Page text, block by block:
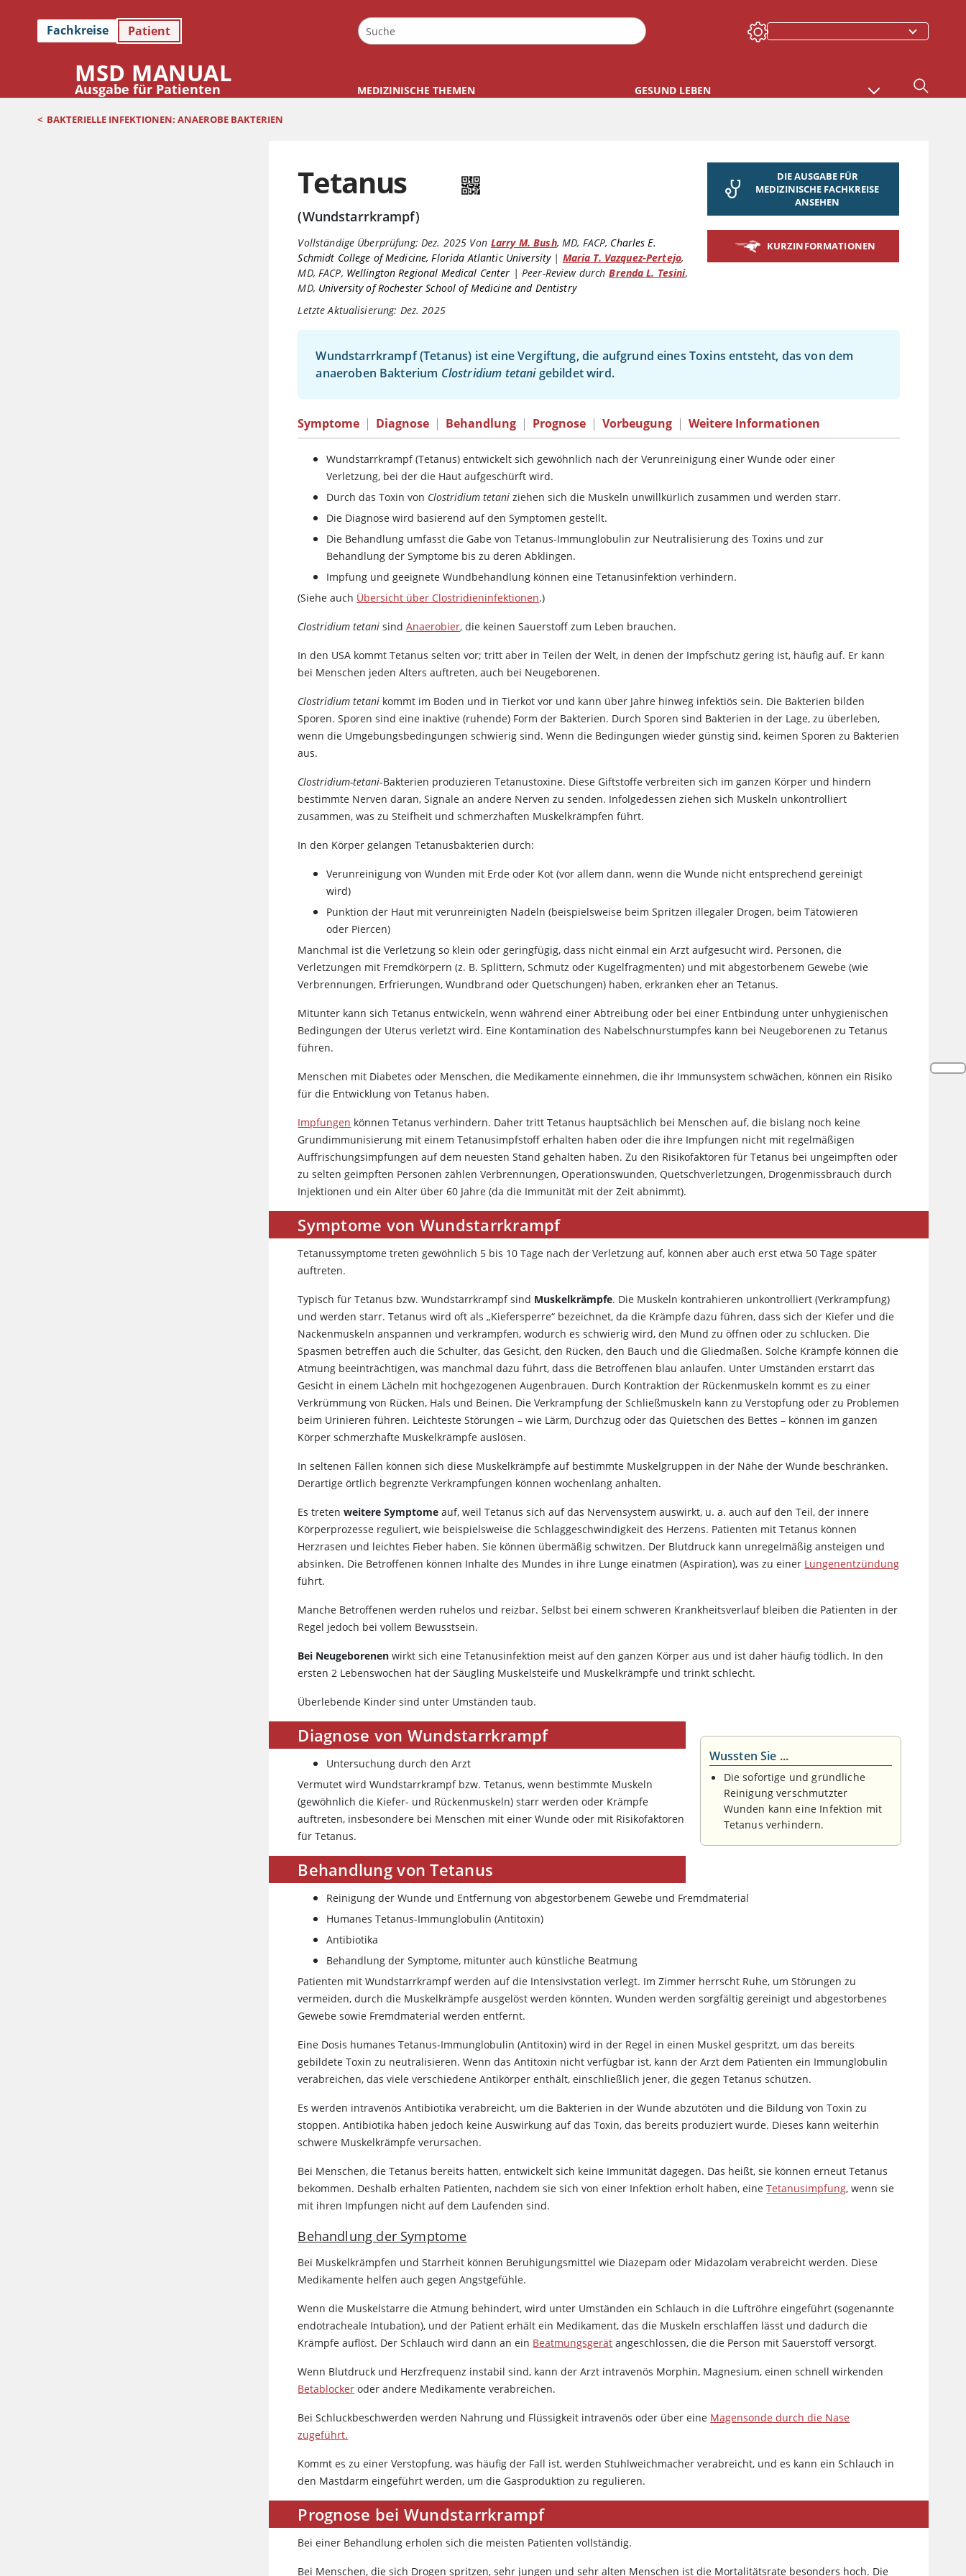
Fachkreise Patient
MSD MANUAL
Ausgabe für Patienten MEDIZINISCHE THEMEN GESUND LEBEN
< BAKTERIELLE INFEKTIONEN: ANAEROBE BAKTERIEN
Tetanus
(Wundstarrkrampf)
Vollständige Überprüfung: Dez. 2025 Von Larry M. Bush, MD, FACP, Charles E.
Schmidt College of Medicine, Florida Atlantic University| Maria T. Vazquez-Pertejo,
MD, FACP, Wellington Regional Medical Center | Peer-Review durch Brenda L. Tesini,
MD, University of Rochester School of Medicine and Dentistry
Letzte Aktualisierung: Dez. 2025
DIE AUSGABE FÜR
MEDIZINISCHE FACHKREISE
ANSEHEN
KURZINFORMATIONEN
Wundstarrkrampf (Tetanus) ist eine Vergiftung, die aufgrund eines Toxins entsteht, das von dem
anaeroben Bakterium Clostridium tetanigebildet wird.
Symptome | Diagnose | Behandlung | Prognose | Vorbeugung | Weitere Informationen
Wundstarrkrampf (Tetanus) entwickelt sich gewöhnlich nach der Verunreinigung einer Wunde oder einer
Verletzung, bei der die Haut aufgeschürft wird.
Durch das Toxin von Clostridium tetani ziehen sich die Muskeln unwillkürlich zusammen und werden starr.
Die Diagnose wird basierend auf den Symptomen gestellt.
Die Behandlung umfasst die Gabe von Tetanus-Immunglobulin zur Neutralisierung des Toxins und zur
Behandlung der Symptome bis zu deren Abklingen.
Impfung und geeignete Wundbehandlung können eine Tetanusinfektion verhindern.
(Siehe auch Übersicht über Clostridieninfektionen.)
Clostridium tetani sindAnaerobier, die keinen Sauerstoff zum Leben brauchen.
In den USA kommt Tetanus selten vor; tritt aber in Teilen der Welt, in denen der Impfschutz gering ist, häufig auf. Er kann
bei Menschen jeden Alters auftreten, auch bei Neugeborenen.
Clostridium tetani kommt im Boden und in Tierkot vor und kann über Jahre hinweg infektiös sein. Die Bakterien bilden
Sporen. Sporen sind eine inaktive (ruhende) Form der Bakterien. Durch Sporen sind Bakterien in der Lage, zu überleben,
wenn die Umgebungsbedingungen schwierig sind. Wenn die Bedingungen wieder günstig sind, keimen Sporen zu Bakterien
aus.
Clostridium-tetani-Bakterien produzieren Tetanustoxine. Diese Giftstoffe verbreiten sich im ganzen Körper und hindern
bestimmte Nerven daran, Signale an andere Nerven zu senden. Infolgedessen ziehen sich Muskeln unkontrolliert
zusammen, was zu Steifheit und schmerzhaften Muskelkrämpfen führt.
In den Körper gelangen Tetanusbakterien durch:
Verunreinigung von Wunden mit Erde oder Kot (vor allem dann, wenn die Wunde nicht entsprechend gereinigt
wird)
Punktion der Haut mit verunreinigten Nadeln (beispielsweise beim Spritzen illegaler Drogen, beim Tätowieren
oder Piercen)
Manchmal ist die Verletzung so klein oder geringfügig, dass nicht einmal ein Arzt aufgesucht wird. Personen, die
Verletzungen mit Fremdkörpern (z. B. Splittern, Schmutz oder Kugelfragmenten) und mit abgestorbenem Gewebe (wie
Verbrennungen, Erfrierungen, Wundbrand oder Quetschungen) haben, erkranken eher an Tetanus.
Mitunter kann sich Tetanus entwickeln, wenn während einer Abtreibung oder bei einer Entbindung unter unhygienischen
Bedingungen der Uterus verletzt wird. Eine Kontamination des Nabelschnurstumpfes kann bei Neugeborenen zu Tetanus
führen.
Menschen mit Diabetes oder Menschen, die Medikamente einnehmen, die ihr Immunsystem schwächen, können ein Risiko
für die Entwicklung von Tetanus haben.
Impfungen können Tetanus verhindern. Daher tritt Tetanus hauptsächlich bei Menschen auf, die bislang noch keine
Grundimmunisierung mit einem Tetanusimpfstoff erhalten haben oder die ihre Impfungen nicht mit regelmäßigen
Auffrischungsimpfungen auf dem neuesten Stand gehalten haben. Zu den Risikofaktoren für Tetanus bei ungeimpften oder
zu selten geimpften Personen zählen Verbrennungen, Operationswunden, Quetschverletzungen, Drogenmissbrauch durch
Injektionen und ein Alter über 60 Jahre (da die Immunität mit der Zeit abnimmt).
Symptome von Wundstarrkrampf
Tetanussymptome treten gewöhnlich 5 bis 10 Tage nach der Verletzung auf, können aber auch erst etwa 50 Tage später
auftreten.
Typisch für Tetanus bzw. Wundstarrkrampf sind Muskelkrämpfe. Die Muskeln kontrahieren unkontrolliert (Verkrampfung)
und werden starr. Tetanus wird oft als „Kiefersperre“ bezeichnet, da die Krämpfe dazu führen, dass sich der Kiefer und die
Nackenmuskeln anspannen und verkrampfen, wodurch es schwierig wird, den Mund zu öffnen oder zu schlucken. Die
Spasmen betreffen auch die Schulter, das Gesicht, den Rücken, den Bauch und die Gliedmaßen. Solche Krämpfe können die
Atmung beeinträchtigen, was manchmal dazu führt, dass die Betroffenen blau anlaufen. Unter Umständen erstarrt das
Gesicht in einem Lächeln mit hochgezogenen Augenbrauen. Durch Kontraktion der Rückenmuskeln kommt es zu einer
Verkrümmung von Rücken, Hals und Beinen. Die Verkrampfung der Schließmuskeln kann zu Verstopfung oder zu Problemen
beim Urinieren führen. Leichteste Störungen – wie Lärm, Durchzug oder das Quietschen des Bettes – können im ganzen
Körper schmerzhafte Muskelkrämpfe auslösen.
In seltenen Fällen können sich diese Muskelkrämpfe auf bestimmte Muskelgruppen in der Nähe der Wunde beschränken.
Derartige örtlich begrenzte Verkrampfungen können wochenlang anhalten.
Es tretenweitere Symptome auf, weil Tetanus sich auf das Nervensystem auswirkt, u. a. auch auf den Teil, der innere
Körperprozesse reguliert, wie beispielsweise die Schlaggeschwindigkeit des Herzens. Patienten mit Tetanus können
Herzrasen und leichtes Fieber haben. Sie können übermäßig schwitzen. Der Blutdruck kann unregelmäßig ansteigen und
absinken. Die Betroffenen können Inhalte des Mundes in ihre Lunge einatmen (Aspiration), was zu einer Lungenentzündung
führt.
Manche Betroffenen werden ruhelos und reizbar. Selbst bei einem schweren Krankheitsverlauf bleiben die Patienten in der
Regel jedoch bei vollem Bewusstsein.
Bei Neugeborenen wirkt sich eine Tetanusinfektion meist auf den ganzen Körper aus und ist daher häufig tödlich. In den
ersten 2 Lebenswochen hat der Säugling Muskelsteife und Muskelkrämpfe und trinkt schlecht.
Überlebende Kinder sind unter Umständen taub.
Wussten Sie ...
Die sofortige und gründliche
Reinigung verschmutzter
Wunden kann eine Infektion mit
Tetanus verhindern.
Diagnose von Wundstarrkrampf
Untersuchung durch den Arzt
Vermutet wird Wundstarrkrampf bzw. Tetanus, wenn bestimmte Muskeln
(gewöhnlich die Kiefer- und Rückenmuskeln) starr werden oder Krämpfe
auftreten, insbesondere bei Menschen mit einer Wunde oder mit Risikofaktoren
für Tetanus.
Behandlung von Tetanus
Reinigung der Wunde und Entfernung von abgestorbenem Gewebe und Fremdmaterial
Humanes Tetanus-Immunglobulin (Antitoxin)
Antibiotika
Behandlung der Symptome, mitunter auch künstliche Beatmung
Patienten mit Wundstarrkrampf werden auf die Intensivstation verlegt. Im Zimmer herrscht Ruhe, um Störungen zu
vermeiden, durch die Muskelkrämpfe ausgelöst werden könnten. Wunden werden sorgfältig gereinigt und abgestorbenes
Gewebe sowie Fremdmaterial werden entfernt.
Eine Dosis humanes Tetanus-Immunglobulin (Antitoxin) wird in der Regel in einen Muskel gespritzt, um das bereits
gebildete Toxin zu neutralisieren. Wenn das Antitoxin nicht verfügbar ist, kann der Arzt dem Patienten ein Immunglobulin
verabreichen, das viele verschiedene Antikörper enthält, einschließlich jener, die gegen Tetanus schützen.
Es werden intravenös Antibiotika verabreicht, um die Bakterien in der Wunde abzutöten und die Bildung von Toxin zu
stoppen. Antibiotika haben jedoch keine Auswirkung auf das Toxin, das bereits produziert wurde. Dieses kann weiterhin
schwere Muskelkrämpfe verursachen.
Bei Menschen, die Tetanus bereits hatten, entwickelt sich keine Immunität dagegen. Das heißt, sie können erneut Tetanus
bekommen. Deshalb erhalten Patienten, nachdem sie sich von einer Infektion erholt haben, eineTetanusimpfung, wenn sie
mit ihren Impfungen nicht auf dem Laufenden sind.
Behandlung der Symptome
Bei Muskelkrämpfen und Starrheit können Beruhigungsmittel wie Diazepam oder Midazolam verabreicht werden. Diese
Medikamente helfen auch gegen Angstgefühle.
Wenn die Muskelstarre die Atmung behindert, wird unter Umständen ein Schlauch in die Luftröhre eingeführt (sogenannte
endotracheale Intubation), und der Patient erhält ein Medikament, das die Muskeln erschlaffen lässt und dadurch die
Krämpfe auflöst. Der Schlauch wird dann an ein Beatmungsgerät angeschlossen, die die Person mit Sauerstoff versorgt.
Wenn Blutdruck und Herzfrequenz instabil sind, kann der Arzt intravenös Morphin, Magnesium, einen schnell wirkenden
Betablocker oder andere Medikamente verabreichen.
Bei Schluckbeschwerden werden Nahrung und Flüssigkeit intravenös oder über eine Magensonde durch die Nase
zugeführt.
Kommt es zu einer Verstopfung, was häufig der Fall ist, werden Stuhlweichmacher verabreicht, und es kann ein Schlauch in
den Mastdarm eingeführt werden, um die Gasproduktion zu regulieren.
Prognose bei Wundstarrkrampf
Bei einer Behandlung erholen sich die meisten Patienten vollständig.
Bei Menschen, die sich Drogen spritzen, sehr jungen und sehr alten Menschen ist die Mortalitätsrate besonders hoch. Die